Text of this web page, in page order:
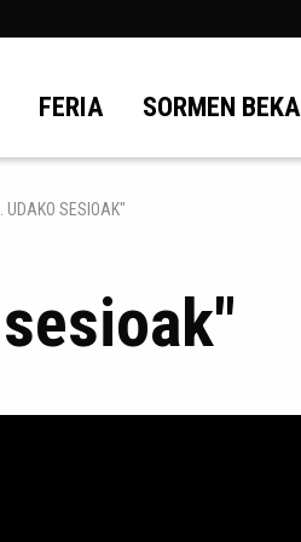
FERIA SORMEN BEKA
UDAKO SESIOAK"